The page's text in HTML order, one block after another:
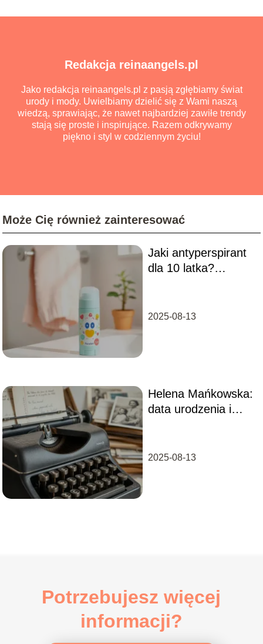
Redakcja reinaangels.pl
Jako redakcja reinaangels.pl z pasją zgłębiamy świat
urody i mody. Uwielbiamy dzielić się z Wami naszą
wiedzą, sprawiając, że nawet najbardziej zawiłe trendy
stają się proste i inspirujące. Razem odkrywamy
piękno i styl w codziennym życiu!
Może Cię również zainteresować
Jaki antyperspirant
dla 10 latka?
2025-08-13
Helena Mańkowska:
data urodzenia i
2025-08-13
Potrzebujesz więcej
informacji?